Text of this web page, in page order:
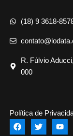
(18) 9 3618-
R. Fúlvio
000
Política de